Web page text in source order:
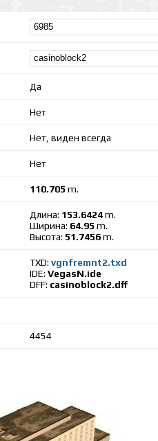
Да
Нет
Нет, виден всегда
Нет
110.705 m.
Длина: 153.6424m.
Ширина: 64.95 m.
Высота: 51.7456m.
TXD: vgnfremnt2.txd
IDE: VegasN.ide
DFF: casinoblock2.dff
4454